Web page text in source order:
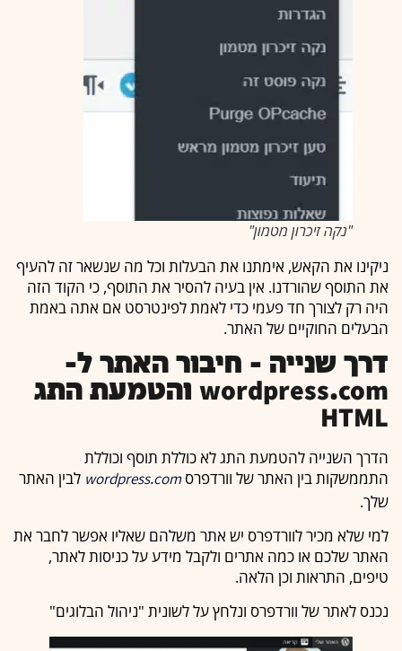
"נקה זיכרון מטמון"
ניקינו את הקאש, אימתנו את הבעלות וכל מה שנשאר זה להעיף
את התוסף שהורדנו. אין בעיה להסיר את התוסף, כי הקוד הזה
היה רק לצורך חד פעמי כדי לאמת לפינטרסט אם אתה באמת
הבעלים החוקיים של האתר.
דרך שנייה – חיבור האתר ל-
wordpress.com והטמעת התג
HTML
הדרך השנייה להטמעת התג לא כוללת תוסף וכוללת
התממשקות בין האתר של וורדפרסwordpress.com לבין האתר
שלך.
למי שלא מכיר לוורדפרס יש אתר משלהם שאליו אפשר לחבר את
האתר שלכם או כמה אתרים ולקבל מידע על כניסות לאתר,
טיפים, התראות וכן הלאה.
נכנס לאתר של וורדפרס ונלחץ על לשונית "ניהול הבלוגים"